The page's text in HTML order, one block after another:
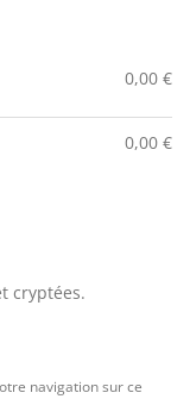
0,00 €
0,00 €
cryptées.
navigation sur ce